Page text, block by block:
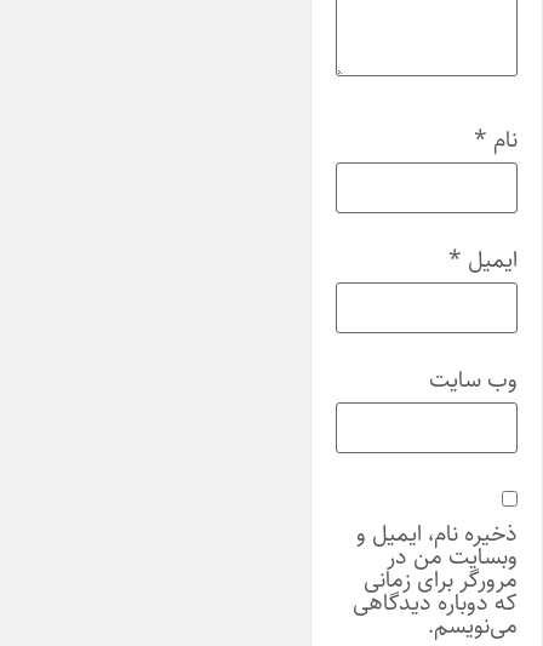
نام *
ایمیل *
وب‌ سایت
ذخیره نام، ایمیل و
وبسایت من در
مرورگر برای زمانی
که دوباره دیدگاهی
می‌نویسم.